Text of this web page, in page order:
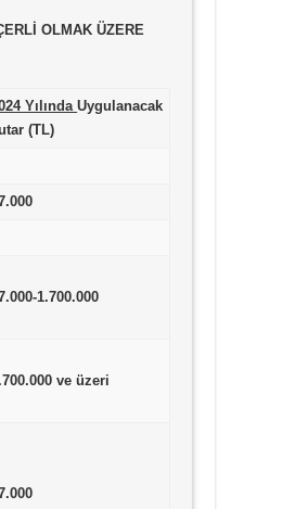
OLMAK ÜZERE
YılındaUygulanacak
(TL)
1.700.000
ve üzeri